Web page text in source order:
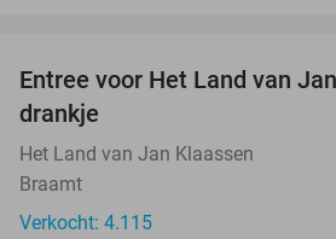
Entree voor Het Land van
drankje
Het Land van Jan Klaassen
Braamt
Verkocht: 4.115